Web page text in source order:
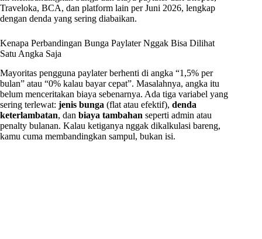
Traveloka, BCA, dan platform lain per Juni 2026, lengkap
dengan denda yang sering diabaikan.
Kenapa Perbandingan Bunga Paylater Nggak Bisa Dilihat
Satu Angka Saja
Mayoritas pengguna paylater berhenti di angka “1,5% per
bulan” atau “0% kalau bayar cepat”. Masalahnya, angka itu
belum menceritakan biaya sebenarnya. Ada tiga variabel yang
sering terlewat: jenis bunga (flat atau efektif), denda
keterlambatan, dan biaya tambahan seperti admin atau
penalty bulanan. Kalau ketiganya nggak dikalkulasi bareng,
kamu cuma membandingkan sampul, bukan isi.